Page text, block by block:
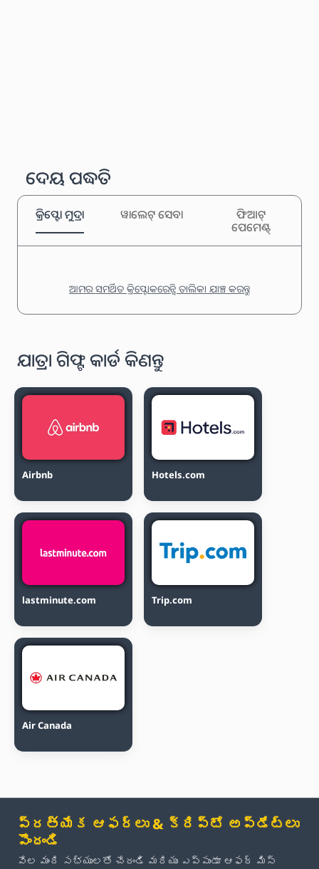
ଦେୟ ପଦ୍ଧତି
କ୍ରିପ୍ଟୋ ମୁଦ୍ରା ୱାଲେଟ୍ ସେବା
ଫିଆଟ୍
ପେମେଣ୍ଟ୍
ଆମର ସମର୍ଥିତ କ୍ରିପ୍ଟୋକରେନ୍ସି ତାଲିକା ଯାଞ୍ଚ କରନ୍ତୁ
ଯାତ୍ରା ଗିଫ୍ଟ କାର୍ଡ କିଣନ୍ତୁ
Airbnb Hotels.com
lastminute.com Trip.com
Air Canada
ప్రత్యేక ఆఫర్లు & క్రిప్టో అప్‌డేట్‌లు
పొందండి
వేల మంది సభ్యులతో చేరండి మరియు ఎప్పుడూ ఆఫర్ మిస్